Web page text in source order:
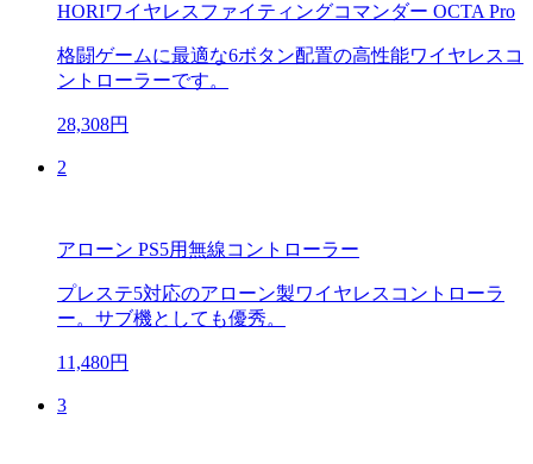
HORIワイヤレスファイティングコマンダー OCTA Pro
格闘ゲームに最適な6ボタン配置の高性能ワイヤレスコ
ントローラーです。
28,308円
2
アローン PS5用無線コントローラー
プレステ5対応のアローン製ワイヤレスコントローラ
ー。サブ機としても優秀。
11,480円
3